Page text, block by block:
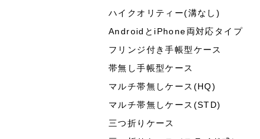
ハイクオリティー(溝なし)
AndroidとiPhone両対応タイプ
フリンジ付き手帳型ケース
帯無し手帳型ケース
マルチ帯無しケース(HQ)
マルチ帯無しケース(STD)
三つ折りケース